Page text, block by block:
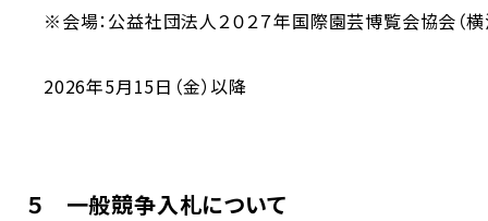
※会場：公益社団法人２０２７年国際園芸博覧会協会
2026年5月15日（金）以降
５ 一般競争入札について